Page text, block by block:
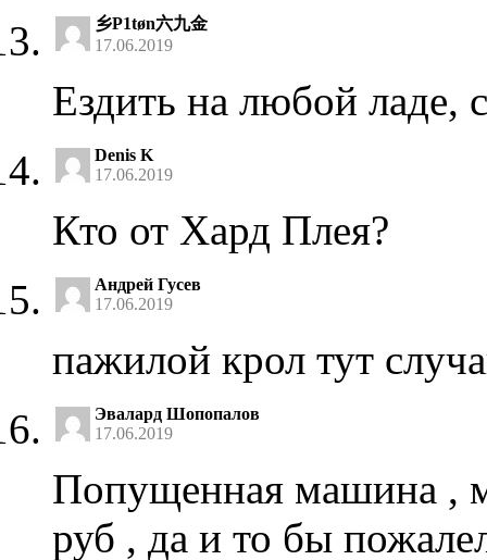
乡P1tøn六九金
17.06.2019
Ездить на любой ладе,
Denis K
17.06.2019
Кто от Хард Плея?
Андрей Гусев
17.06.2019
пажилой крол тут
Эвалард Шопопалов
17.06.2019
Попущенная машина ,
руб , да и то бы